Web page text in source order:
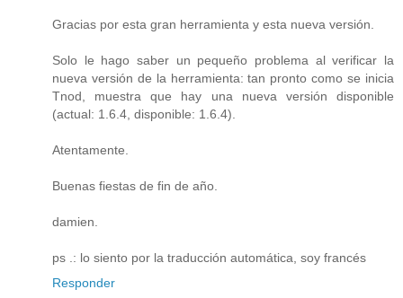
Gracias por esta gran herramienta y esta nueva versión.
Solo le hago saber un pequeño problema al verificar la
nueva versión de la herramienta: tan pronto como se inicia
Tnod, muestra que hay una nueva versión disponible
(actual: 1.6.4, disponible: 1.6.4).
Atentamente.
Buenas fiestas de fin de año.
damien.
ps .: lo siento por la traducción automática, soy francés
Responder